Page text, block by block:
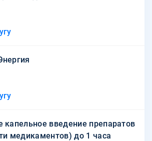
капельное введение препаратов
медикаментов) до 1 часа